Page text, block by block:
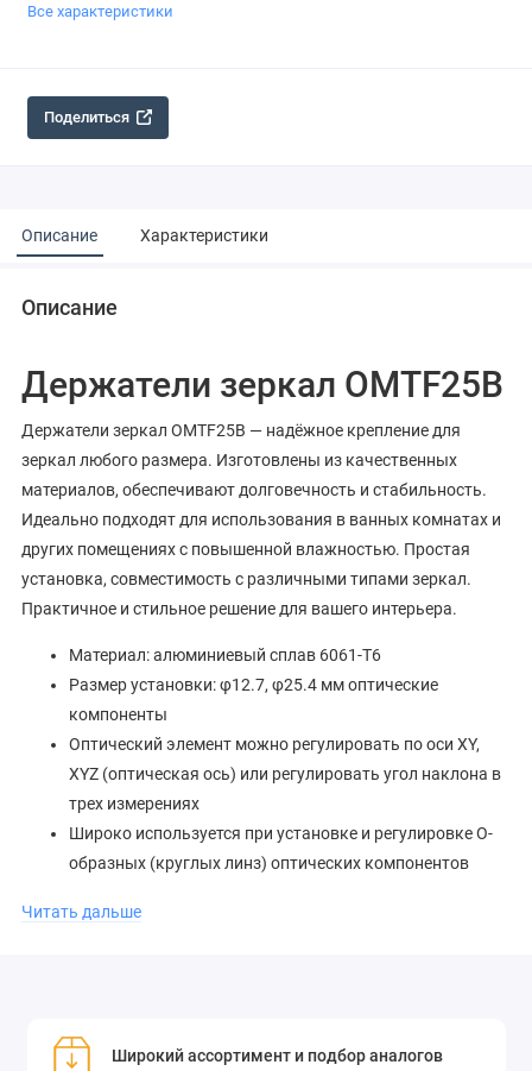
Все характеристики
Поделиться
Описание Характеристики
Описание
Держатели зеркал OMTF25B
Держатели зеркал OMTF25B — надёжное крепление для
зеркал любого размера. Изготовлены из качественных
материалов, обеспечивают долговечность и стабильность.
Идеально подходят для использования в ванных комнатах и
других помещениях с повышенной влажностью. Простая
установка, совместимость с различными типами зеркал.
Практичное и стильное решение для вашего интерьера.
Материал: алюминиевый сплав 6061-T6
Размер установки: φ12.7, φ25.4 мм оптические
компоненты
Оптический элемент можно регулировать по оси XY,
XYZ (оптическая ось) или регулировать угол наклона в
трех измерениях
Широко используется при установке и регулировке O-
образных (круглых линз) оптических компонентов
Монтажное гнездо имеет четыре сквозных отверстия
сепаратора Ø6 мм, совместимых с 30-мм
Читать дальше
Широкий ассортимент и подбор аналогов